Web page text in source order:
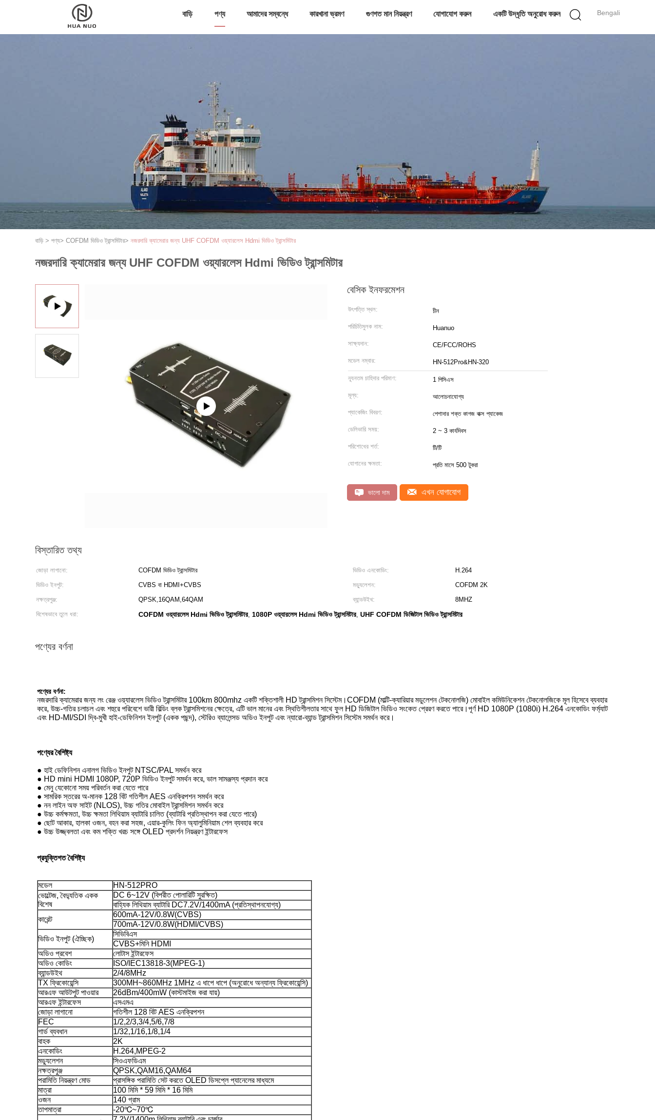
Bengali
বাড়ি পণ্য আমাদের সম্বন্ধে কারখানা ভ্রমণ গুণগত মান নিয়ন্ত্রণ যোগাযোগ করুন একটি উদ্ধৃতি অনুরোধ করুন
বাড়ি > পণ্য> COFDM ভিডিও ট্রান্সমিটার> নজরদারি ক্যামেরার জন্য UHF COFDM ওয়্যারলেস Hdmi ভিডিও ট্রান্সমিটার
নজরদারি ক্যামেরার জন্য UHF COFDM ওয়্যারলেস Hdmi ভিডিও ট্রান্সমিটার
বেসিক ইনফরমেশন
উৎপত্তি স্থল: চীন
পরিচিতিমুলক নাম: Huanuo
সাক্ষ্যদান: CE/FCC/ROHS
মডেল নম্বার: HN-512Pro&HN-320
ন্যূনতম চাহিদার পরিমাণ: 1 পিসিএস
মূল্য: আলোচনাযোগ্য
প্যাকেজিং বিবরণ: পেশাদার শক্ত কাগজ বাক্স প্যাকেজ
ডেলিভারি সময়: 2 ~ 3 কার্যদিবস
পরিশোধের শর্ত: টি/টি
যোগানের ক্ষমতা: প্রতি মাসে 500 টুকরা
ভালো দাম এখন যোগাযোগ
বিস্তারিত তথ্য
জোড়া লাগানো: COFDM ভিডিও ট্রান্সমিটার ভিডিও এনকোডিং:
H.264
ভিডিও ইনপুট:
CVBS বা HDMI+CVBS মড্যুলেশন:
COFDM 2K
নক্ষত্রপুঞ্জ:
QPSK,16QAM,64QAM ব্যান্ডউইথ:
8MHZ
বিশেষভাবে তুলে ধরা:
COFDM ওয়্যারলেস Hdmi ভিডিও ট্রান্সমিটার, 1080P ওয়্যারলেস Hdmi ভিডিও ট্রান্সমিটার, UHF COFDM ডিজিটাল ভিডিও ট্রান্সমিটার
পণ্যের বর্ণনা
পণ্যের বর্ণনা:
নজরদারি ক্যামেরার জন্য লং রেঞ্জ ওয়্যারলেস ভিডিও ট্রান্সমিটার 100km 800mhz একটি শক্তিশালী HD ট্রান্সমিশন সিস্টেম।COFDM (মাল্টি-ক্যারিয়ার মডুলেশন টেকনোলজি) মোবাইল কমিউনিকেশন টেকনোলজিকে মূল হিসেবে ব্যবহার
করে, উচ্চ-গতির চলাচল এবং শহুরে পরিবেশে ভারী বিল্ডিং ব্লক ট্রান্সমিশনের ক্ষেত্রে, এটি ভাল মানের এবং স্থিতিশীলতার সাথে ফুল HD ডিজিটাল ভিডিও সংকেত প্রেরণ করতে পারে।পূর্ণ HD 1080P (1080i) H.264 এনকোডিং ফর্ম্যাট
এবং HD-MI/SDI দ্বি-মুখী হাই-ডেফিনিশন ইনপুট (একক পছন্দ), স্টেরিও ব্যালেন্সড অডিও ইনপুট এবং ন্যারো-ব্যান্ড ট্রান্সমিশন সিস্টেম সমর্থন করে।
পণ্যের বৈশিষ্ট্য
● হাই ডেফিনিশন এনালগ ভিডিও ইনপুট NTSC/PAL সমর্থন করে
● HD mini HDMI 1080P, 720P ভিডিও ইনপুট সমর্থন করে, ভাল সামঞ্জস্য প্রদান করে
● মেনু যেকোনো সময় পরিবর্তন করা যেতে পারে
● সামরিক স্তরের অ-মানক 128 বিট গতিশীল AES এনক্রিপশন সমর্থন করে
● নন লাইন অফ সাইট (NLOS), উচ্চ গতির মোবাইল ট্রান্সমিশন সমর্থন করে
● উচ্চ কর্মক্ষমতা, উচ্চ ক্ষমতা লিথিয়াম ব্যাটারি চালিত (ব্যাটারি প্রতিস্থাপন করা যেতে পারে)
● ছোট আকার, হালকা ওজন, বহন করা সহজ, এয়ার-কুলিং ফিন অ্যালুমিনিয়াম শেল ব্যবহার করে
● উচ্চ উজ্জ্বলতা এবং কম শক্তি খরচ সঙ্গে OLED প্রদর্শন নিয়ন্ত্রণ ইন্টারফেস
প্রযুক্তিগত বৈশিষ্ট্য
মডেল
HN-512PRO
ভোল্টেজ, বৈদ্যুতিক একক
বিশেষ
DC 6~12V (বিপরীত পোলারিটি সুরক্ষিত)
বাহ্যিক লিথিয়াম ব্যাটারি DC7.2V/1400mA (প্রতিস্থাপনযোগ্য)
কারেন্ট
600mA-12V/0.8W(CVBS)
700mA-12V/0.8W(HDMI/CVBS)
ভিডিও ইনপুট (ঐচ্ছিক)
সিভিবিএস
CVBS+মিনি HDMI
অডিও প্রবেশ
লোটাস ইন্টারফেস
অডিও কোডিং
ISO/IEC13818-3(MPEG-1)
ব্যান্ডউইথ
2/4/8MHz
TX ফ্রিকোয়েন্সি
300MH~860MHz 1MHz এ ধাপে ধাপে (অনুরোধে অন্যান্য ফ্রিকোয়েন্সি)
আরএফ আউটপুট পাওয়ার
26dBm/400mW (কাস্টমাইজ করা যায়)
আরএফ ইন্টারফেস
এসএমএ
জোড়া লাগানো
গতিশীল 128 বিট AES এনক্রিপশন
FEC
1/2,2/3,3/4,5/6,7/8
গার্ড ব্যবধান
1/32,1/16,1/8,1/4
বাহক
2K
এনকোডিং
H.264,MPEG-2
মড্যুলেশন
সিওএফডিএম
নক্ষত্রপুঞ্জ
QPSK,QAM16,QAM64
পরামিতি নিয়ন্ত্রণ মোড
প্রাসঙ্গিক পরামিতি সেট করতে OLED ডিসপ্লে প্যানেলের মাধ্যমে
মাত্রা
100 মিমি * 59 মিমি * 16 মিমি
ওজন
140 গ্রাম
তাপমাত্রা
-20℃~70℃